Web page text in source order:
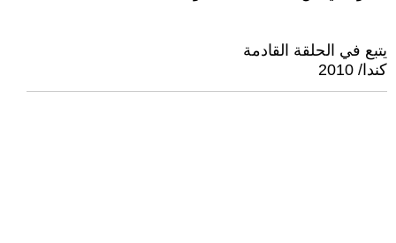
يتبع في الحلقة القادمة
كندا/ 2010